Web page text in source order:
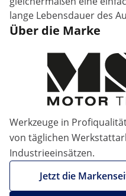
lange Lebensdauer des
Über die Marke
Werkzeuge in
von täglichen
Industrieeinsätzen.
Jetzt die